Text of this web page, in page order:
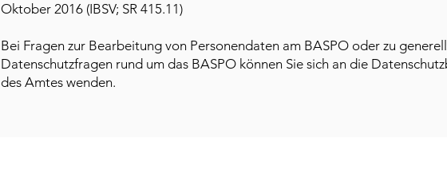
Oktober 2016 (IBSV; SR 415.11)
Bei Fragen zur Bearbeitung von Personendaten am BASPO oder zu
Datenschutzfragen rund um das BASPO können Sie sich an die
des Amtes wenden.